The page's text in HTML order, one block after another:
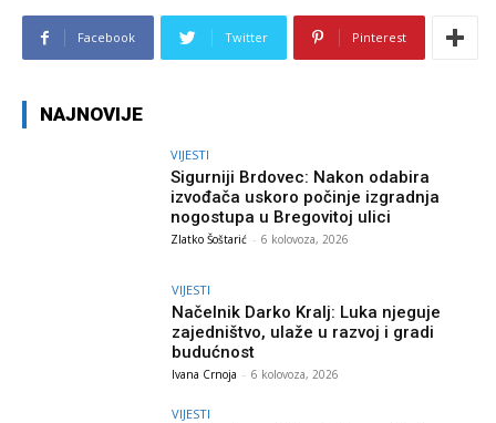
Facebook Twitter Pinterest
NAJNOVIJE
VIJESTI
Sigurniji Brdovec: Nakon odabira
izvođača uskoro počinje izgradnja
nogostupa u Bregovitoj ulici
Zlatko Šoštarić - 6 kolovoza, 2026
VIJESTI
Načelnik Darko Kralj: Luka njeguje
zajedništvo, ulaže u razvoj i gradi
budućnost
Ivana Crnoja - 6 kolovoza, 2026
VIJESTI